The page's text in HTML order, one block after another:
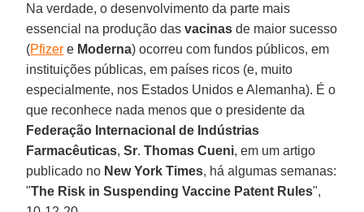
Na verdade, o desenvolvimento da parte mais
essencial na produção dasvacinas de maior sucesso
(Pfizer e Moderna) ocorreu com fundos públicos, em
instituições públicas, em países ricos (e, muito
especialmente, nos Estados Unidos e Alemanha). É o
que reconhece nada menos que o presidente da
Federação Internacional de Indústrias
Farmacêuticas,Sr.Thomas Cueni, em um artigo
publicado no New York Times, há algumas semanas:
"The Risk in Suspending Vaccine Patent Rules",